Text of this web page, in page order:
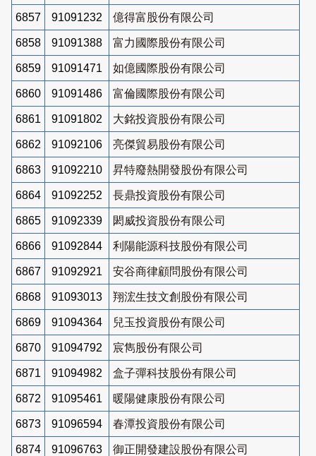
6857 91091232 億得富股份有限公司
6858 91091388 富力國際股份有限公司
6859 91091471 如億國際股份有限公司
6860 91091486 富倫國際股份有限公司
6861 91091802 大銘投資股份有限公司
6862 91092106 亮傑貿易股份有限公司
6863 91092210 昇特廢熱開發股份有限公司
6864 91092252 長鼎投資股份有限公司
6865 91092339 閎威投資股份有限公司
6866 91092844 利陽能源科技股份有限公司
6867 91092921 安谷商律顧問股份有限公司
6868 91093013 翔浤生技文創股份有限公司
6869 91094364 兒玉投資股份有限公司
6870 91094792 宸雋股份有限公司
6871 91094982 盒子彈科技股份有限公司
6872 91095461 暖陽健康股份有限公司
6873 91096594 春潭投資股份有限公司
6874 91096763 御正開發建設股份有限公司